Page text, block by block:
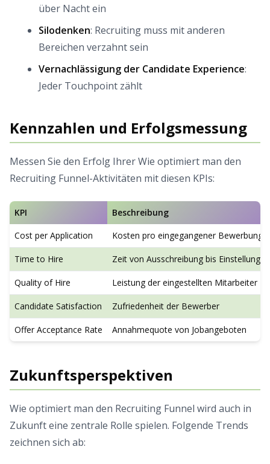
über Nacht ein
Silodenken: Recruiting muss mit anderen
Bereichen verzahnt sein
Vernachlässigung der Candidate Experience:
Jeder Touchpoint zählt
Kennzahlen und Erfolgsmessung
Messen Sie den Erfolg Ihrer Wie optimiert man den
Recruiting Funnel-Aktivitäten mit diesen KPIs:
KPI
Beschreibung
Cost per Application
Kosten pro eingegangener Bewerbung
Time to Hire Zeit von Ausschreibung bis Einstellung
Quality of Hire Leistung der eingestellten Mitarbeiter
Candidate Satisfaction Zufriedenheit der Bewerber
Offer Acceptance Rate Annahmequote von Jobangeboten
Zukunftsperspektiven
Wie optimiert man den Recruiting Funnel wird auch in
Zukunft eine zentrale Rolle spielen. Folgende Trends
zeichnen sich ab: